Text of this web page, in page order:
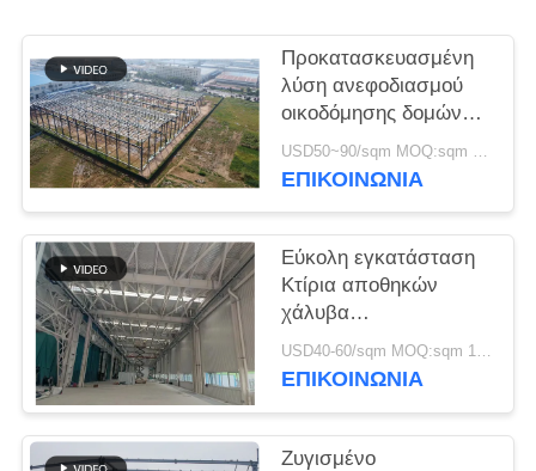
ΠΟΛΙΤΙΚΉ
ΑΠΟΡΡΉΤΟΥ
Προκατασκευασμένη
λύση ανεφοδιασμού
οικοδόμησης δομών
χάλυβα για τη
βιομηχανία
USD50~90/sqm MOQ:sqm 1000
ΕΠΙΚΟΙΝΩΝΙΑ
Εύκολη εγκατάσταση
Κτίρια αποθηκών
χάλυβα
Περιβαλλοντικά
φιλικές λύσεις
USD40-60/sqm MOQ:sqm 1000
ΕΠΙΚΟΙΝΩΝΙΑ
Ζυγισμένο